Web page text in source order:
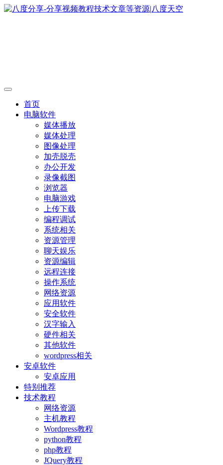
首页
电脑软件
媒体播放
媒体处理
图像处理
加壳脱壳
办公开发
录像截图
浏览器
电脑游戏
上传下载
编程调试
系统相关
资源管理
聊天娱乐
资源编辑
远程连接
操作系统
网络资源
应用软件
安全软件
汉字输入
硬件相关
其他软件
wordpress相关
安卓软件
安卓应用
特别推荐
技术教程
网络资源
主机教程
Wordpress教程
python教程
php教程
JQuery教程